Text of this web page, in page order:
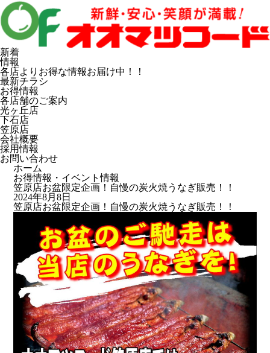
新着
情報
各店よりお得な情報お届け中！！
最新チラシ
お得情報
各店舗のご案内
光ヶ丘店
下石店
笠原店
会社概要
採用情報
お問い合わせ
ホーム
お得情報・イベント情報
笠原店お盆限定企画！自慢の炭火焼うなぎ販売！！
2024年8月8日
笠原店お盆限定企画！自慢の炭火焼うなぎ販売！！